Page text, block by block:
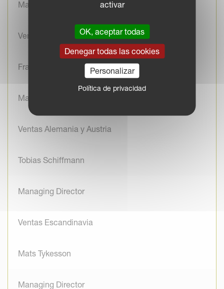
Managing Director
Ventas Francia
Franck Adam
Managing Director
Ventas Alemania y Austria
Tobias Schiffmann
Managing Director
Ventas Escandinavia
Mats Tykesson
Managing Director
activar
OK, aceptar todas
Denegar todas las cookies
Personalizar
Política de privacidad